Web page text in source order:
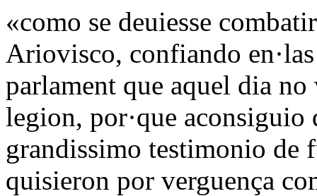
«como se deuiesse
Ariovisco, confiando
parlament que aquel dia no
legion, por·que aconsiguio
grandissimo testimonio de
quisieron por verguença